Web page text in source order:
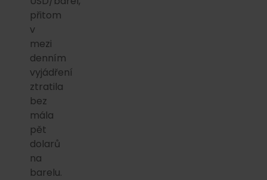
přitom
v
mezi
denním
vyjádření
ztratila
bez
mála
pět
dolarů
na
barelu.